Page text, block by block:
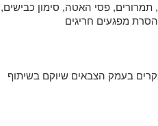
פסי האטה, סימון כבישים,
מפגעים חריגים
מבקרים בעמק הצבאים שיוקם בשיתוף